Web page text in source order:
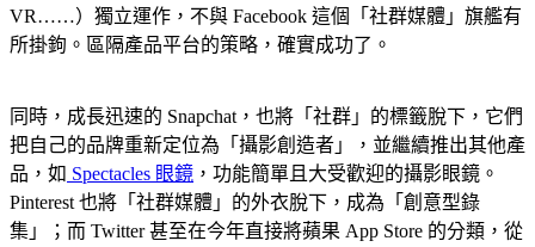
VR……）獨立運作，不與 Facebook 這個「社群媒體」旗艦有
所掛鉤。區隔產品平台的策略，確實成功了。
同時，成長迅速的 Snapchat，也將「社群」的標籤脫下，它們
把自己的品牌重新定位為「攝影創造者」，並繼續推出其他產
品，如 Spectacles 眼鏡 ，功能簡單且大受歡迎的攝影眼鏡。
Pinterest 也將「社群媒體」的外衣脫下，成為「創意型錄
集」；而 Twitter 甚至在今年直接將蘋果 App Store 的分類，從